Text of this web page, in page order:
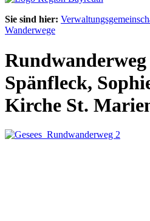
Sie sind hier:
Wanderwege
Rundwanderweg
Spänfleck,
Kirche St.